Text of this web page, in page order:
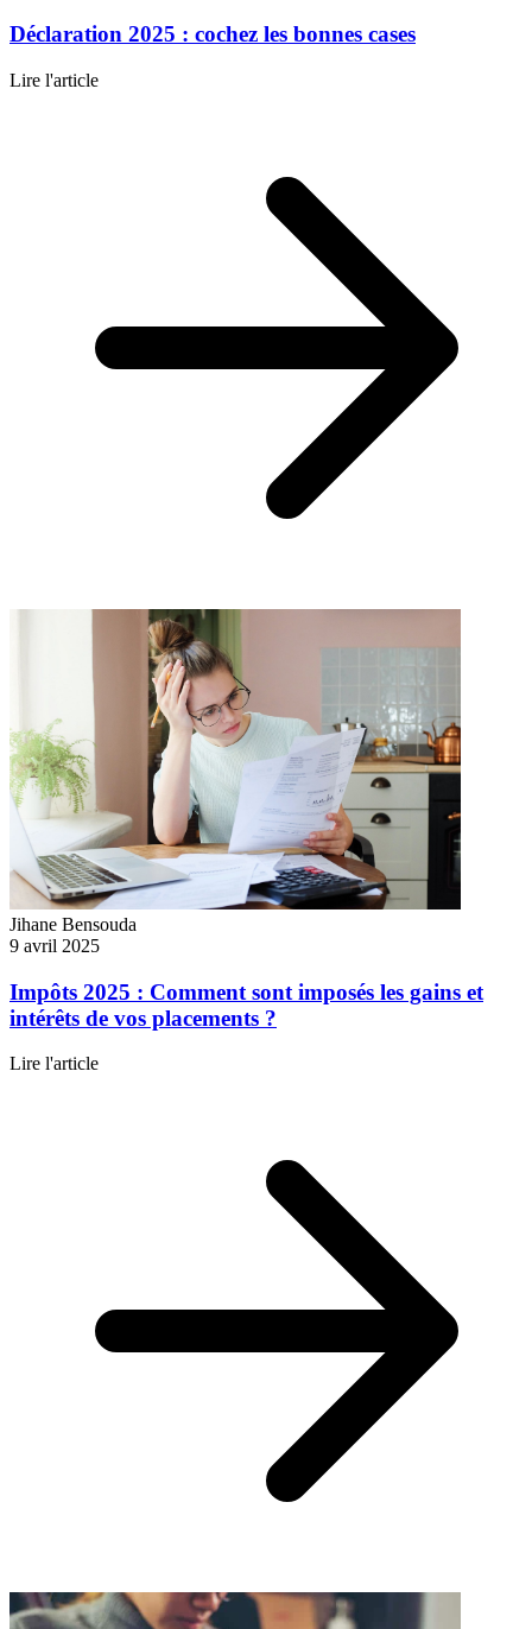
Déclaration 2025 : cochez les bonnes cases
Lire l'article
Jihane Bensouda
9 avril 2025
Impôts 2025 : Comment sont imposés les gains et
intérêts de vos placements ?
Lire l'article